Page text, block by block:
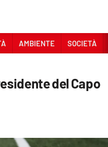
AMBIENTE SOCIETÀ
del Capo